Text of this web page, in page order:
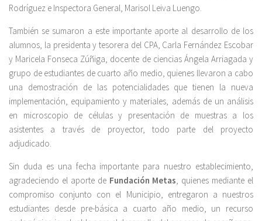
Rodríguez e Inspectora General, Marisol Leiva Luengo.
También se sumaron a este importante aporte al desarrollo de los
alumnos, la presidenta y tesorera del CPA, Carla Fernández Escobar
y Maricela Fonseca Zúñiga, docente de ciencias Ángela Arriagada y
grupo de estudiantes de cuarto año medio, quienes llevaron a cabo
una demostración de las potencialidades que tienen la nueva
implementación, equipamiento y materiales, además de un análisis
en microscopio de células y presentación de muestras a los
asistentes a través de proyector, todo parte del proyecto
adjudicado.
Sin duda es una fecha importante para nuestro establecimiento,
agradeciendo el aporte de Fundación Metas , quienes mediante el
compromiso conjunto con el Municipio, entregaron a nuestros
estudiantes desde pre-básica a cuarto año medio, un recurso